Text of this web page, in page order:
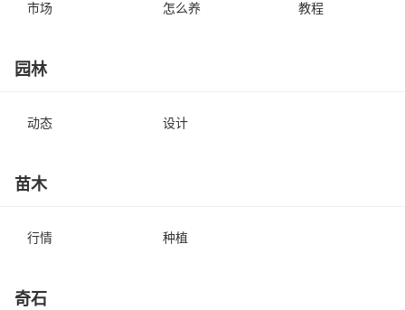
市场 怎么养 教程
园林
动态 设计
苗木
行情 种植
奇石